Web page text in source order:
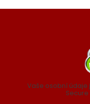
Vaše osobní údaje
Secure